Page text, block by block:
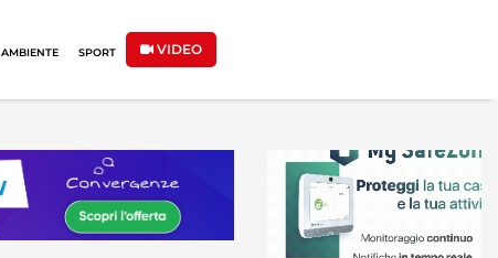
AMBIENTE SPORT VIDEO